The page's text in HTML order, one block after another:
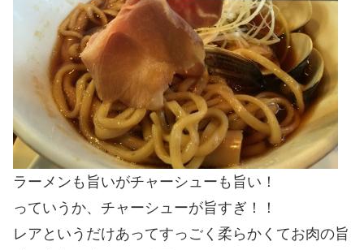
ラーメンも旨いがチャーシューも旨い！
っていうか、チャーシューが旨すぎ！！
レアというだけあってすっごく柔らかくてお肉の旨